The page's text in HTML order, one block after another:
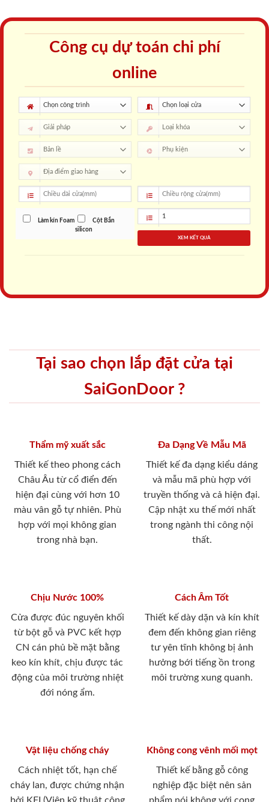
Công cụ dự toán chi phí
online
Làm kín Foam
Cột Bắn
silicon
XEM KẾT QUẢ
Tại sao chọn lắp đặt cửa tại
SaiGonDoor ?
Thẩm mỹ xuất sắc
Thiết kế theo phong cách
Châu Âu từ cổ điển đến
hiện đại cùng với hơn 10
màu vân gỗ tự nhiên. Phù
hợp với mọi không gian
trong nhà bạn.
Đa Dạng Về Mẫu Mã
Thiết kế đa dạng kiểu dáng
và mẫu mã phù hợp với
truyền thống và cả hiện đại.
Cập nhật xu thế mới nhất
trong ngành thi công nội
thất.
Chịu Nước 100%
Cửa được đúc nguyên khối
từ bột gỗ và PVC kết hợp
CN cán phủ bề mặt bằng
keo kín khít, chịu được tác
động của môi trường nhiệt
đới nóng ẩm.
Cách Âm Tốt
Thiết kế dày dặn và kín khít
đem đến không gian riêng
tư yên tĩnh không bị ảnh
hưởng bới tiếng ồn trong
môi trường xung quanh.
Vật liệu chống cháy
Cách nhiệt tốt, hạn chế
cháy lan, được chứng nhận
Không cong vênh mối mọt
Thiết kế bằng gỗ công
nghiệp đặc biệt nên sản